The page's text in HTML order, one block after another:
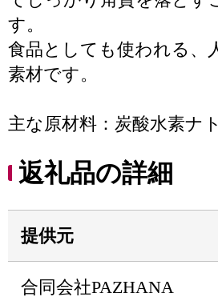
す。
食品としても使われる、
素材です。
主な原材料：炭酸水素ナ
返礼品の詳細
提供元
合同会社PAZHANA